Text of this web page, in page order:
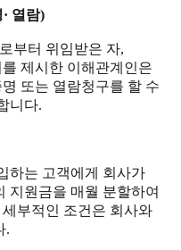
열람)
부터 위임받은 자,
제시한 이해관계인은
또는 열람청구를 할 수
니다.
하는 고객에게 회사가
지원금을 매월 분할하여
부적인 조건은 회사와
.